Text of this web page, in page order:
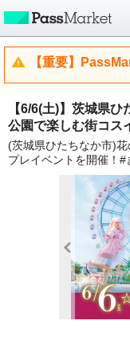
【重要】
【6/6(土)】茨城県
公園で楽しむ街コス
(茨城県ひたちなか市)
プレイベントを開催！#